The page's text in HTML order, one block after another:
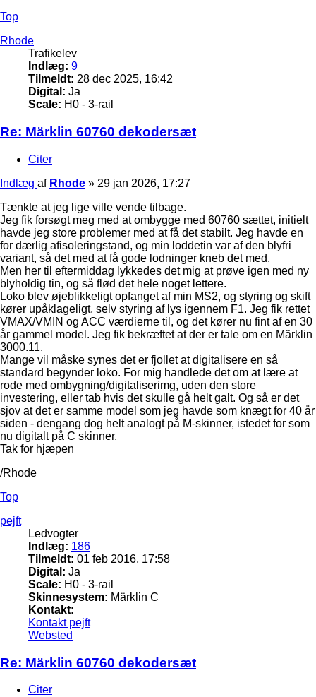
Top
Rhode
Trafikelev
Indlæg: 9
Tilmeldt: 28 dec 2025, 16:42
Digital: Ja
Scale: H0 - 3-rail
Re: Märklin 60760 dekodersæt
Citer
Indlæg af Rhode » 29 jan 2026, 17:27
Tænkte at jeg lige ville vende tilbage.
Jeg fik forsøgt meg med at ombygge med 60760 sættet, initielt
havde jeg store problemer med at få det stabilt. Jeg havde en
for dærlig afisoleringstand, og min loddetin var af den blyfri
variant, så det med at få gode lodninger kneb det med.
Men her til eftermiddag lykkedes det mig at prøve igen med ny
blyholdig tin, og så flød det hele noget lettere.
Loko blev øjeblikkeligt opfanget af min MS2, og styring og skift
kører upåklageligt, selv styring af lys igennem F1. Jeg fik rettet
VMAX/VMIN og ACC værdierne til, og det kører nu fint af en 30
år gammel model. Jeg fik bekræftet at der er tale om en Märklin
3000.11.
Mange vil måske synes det er fjollet at digitalisere en så
standard begynder loko. For mig handlede det om at lære at
rode med ombygning/digitaliserimg, uden den store
investering, eller tab hvis det skulle gå helt galt. Og så er det
sjov at det er samme model som jeg havde som knægt for 40 år
siden - dengang dog helt analogt på M-skinner, istedet for som
nu digitalt på C skinner.
Tak for hjæpen
/Rhode
Top
pejft
Ledvogter
Indlæg: 186
Tilmeldt: 01 feb 2016, 17:58
Digital: Ja
Scale: H0 - 3-rail
Skinnesystem: Märklin C
Kontakt:
Kontakt pejft
Websted
Re: Märklin 60760 dekodersæt
Citer